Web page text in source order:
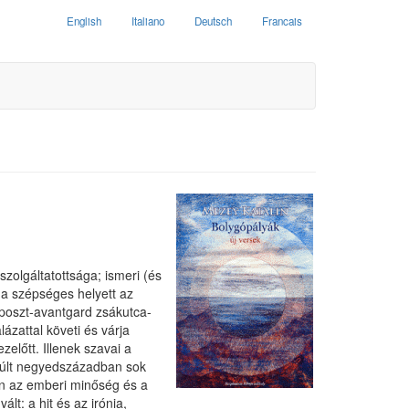
English Italiano Deutsch Francais
ismeri (és
szépséges helyett az
avantgard zsákutca-
követi és várja
Illenek szavai a
negyedszázadban sok
az emberi minőség és a
a hit és az irónia,